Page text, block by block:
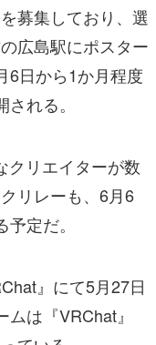
募集しており、選
広島駅にポスター
6日から1か月程度
れる。
クリエイターが数
リレーも、6月6
定だ。
』にて5月27日
は『VRChat』